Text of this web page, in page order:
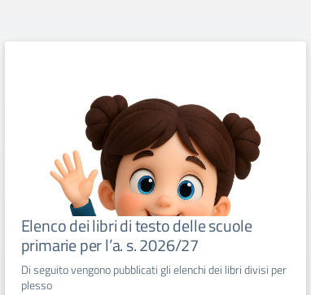
Elenco dei libri di testo delle scuole
primarie per l’a. s. 2026/27
Di seguito vengono pubblicati gli elenchi dei libri divisi per
plesso